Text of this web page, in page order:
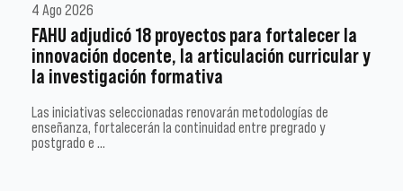
4 Ago 2026
FAHU adjudicó 18 proyectos para fortalecer la
innovación docente, la articulación curricular y
la investigación formativa
Las iniciativas seleccionadas renovarán metodologías de
enseñanza, fortalecerán la continuidad entre pregrado y
postgrado e …